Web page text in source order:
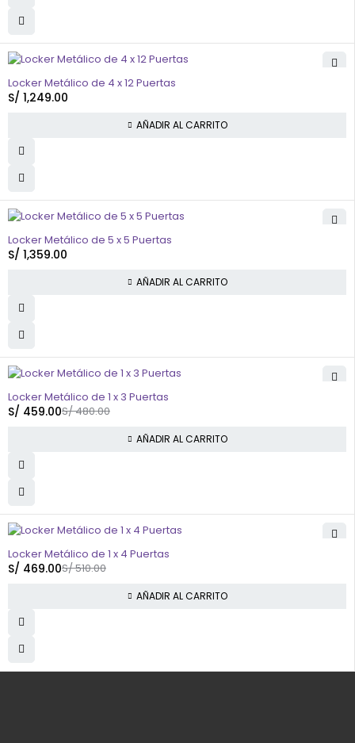
Locker Metálico de 4 x 12 Puertas
S/ 1,249.00
AÑADIR AL CARRITO
Locker Metálico de 5 x 5 Puertas
S/ 1,359.00
AÑADIR AL CARRITO
Locker Metálico de 1 x 3 Puertas
S/480.00
S/ 459.00
AÑADIR AL CARRITO
Locker Metálico de 1 x 4 Puertas
S/510.00
S/ 469.00
AÑADIR AL CARRITO